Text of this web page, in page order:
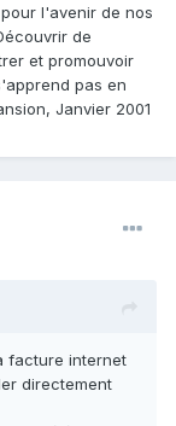
l'avenir de nos
de
et promouvoir
pas en
Janvier 2001
facture internet
directement